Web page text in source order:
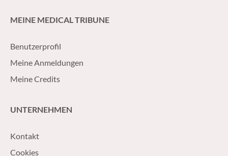
MEINE MEDICAL TRIBUNE
Benutzerprofil
Meine Anmeldungen
Meine Credits
UNTERNEHMEN
Kontakt
Cookies